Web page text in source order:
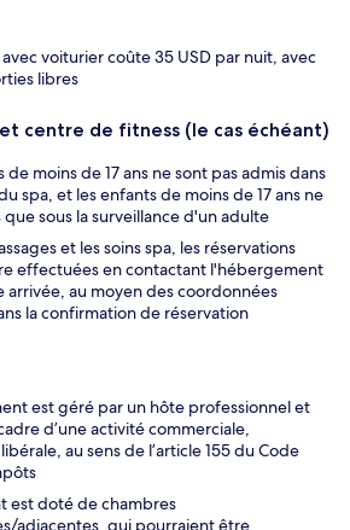
voiturier coûte 35 USD par nuit, avec
libres
et centre de fitness (le cas échéant)
de moins de 17 ans ne sont pas admis dans
spa, et les enfants de moins de 17 ans ne
que sous la surveillance d'un adulte
et les soins spa, les réservations
effectuées en contactant l'hébergement
arrivée, au moyen des coordonnées
la confirmation de réservation
est géré par un hôte professionnel et
d’une activité commerciale,
au sens de l’article 155 du Code
est doté de chambres
adjacentes, qui pourraient être